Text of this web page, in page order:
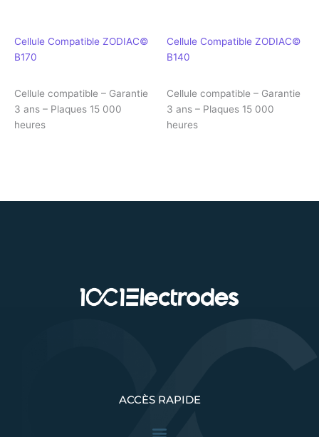
Cellule Compatible ZODIAC©
B170
Cellule compatible – Garantie
3 ans – Plaques 15 000
heures
Cellule Compatible ZODIAC©
B140
Cellule compatible – Garantie
3 ans – Plaques 15 000
heures
ACCÈS RAPIDE